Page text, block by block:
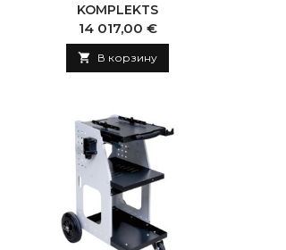
KOMPLEKTS
Цена
14 017,00 €
 В корзину